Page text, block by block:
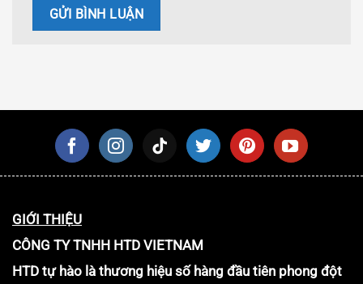
GIỚI THIỆU
CÔNG TY TNHH HTD VIETNAM
HTD tự hào là thương hiệu số hàng đầu tiên phong đột